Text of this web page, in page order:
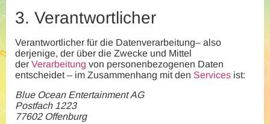
3. Verantwortlicher
Verantwortlicher für die Datenverarbeitung– also
derjenige, der über die Zwecke und Mittel
der Verarbeitung von personenbezogenen Daten
entscheidet – im Zusammenhang mit den Services ist:
Blue Ocean Entertainment AG
Postfach 1223
77602 Offenburg